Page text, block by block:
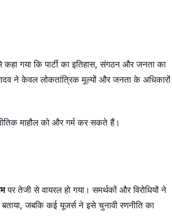
गया कि पार्टी का इतिहास, संगठन और जनता का
ने केवल लोकतांत्रिक मूल्यों और जनता के अधिकारों
माहौल को और गर्म कर सकते हैं।
पर तेजी से वायरल हो गया। समर्थकों और विरोधियों ने
जबकि कई यूजर्स ने इसे चुनावी रणनीति का